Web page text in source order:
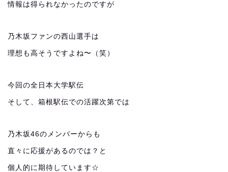
情報は得られなかったのですが
乃木坂ファンの西山選手は
理想も高そうですよね〜（笑）
今回の全日本大学駅伝
そして、箱根駅伝での活躍次第では
乃木坂46のメンバーからも
直々に応援があるのでは？と
個人的に期待しています☆